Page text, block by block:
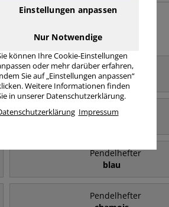
gesucht
Pendelhefter
rot
Pendelhefter
Pendelhefter
blau
Pendelhefter
Einstellungen anpassen
Nur Notwendige
können Ihre Cookie-Einstellungen
oder mehr darüber erfahren,
Sie auf „Einstellungen anpassen“
Weitere Informationen finden
in unserer Datenschutzerklärung.
Impressum